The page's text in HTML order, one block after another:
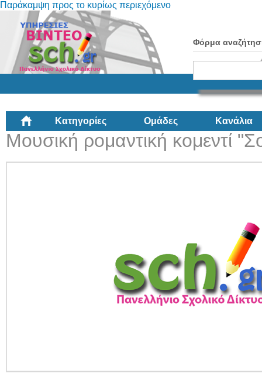
Παράκαμψη προς το κυρίως περιεχόμενο
Φόρμα
Κατηγορίες Ομάδες Κανάλια
Μουσική ρομαντική κομεντί